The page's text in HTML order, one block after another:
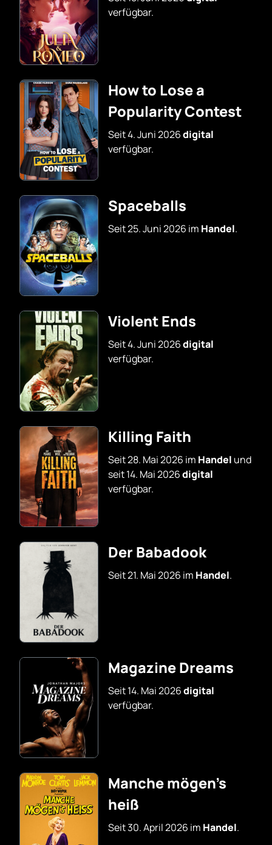
verfügbar.
How to Lose a
Popularity Contest
Seit 4. Juni 2026digital
verfügbar.
Spaceballs
Seit 25. Juni 2026 im Handel.
Violent Ends
Seit 4. Juni 2026digital
verfügbar.
Killing Faith
Seit 28. Mai 2026 im Handel und
seit 14. Mai 2026digital
verfügbar.
Der Babadook
Seit 21. Mai 2026 im Handel.
Magazine Dreams
Seit 14. Mai 2026digital
verfügbar.
Manche mögen’s
heiß
Seit 30. April 2026 im Handel.